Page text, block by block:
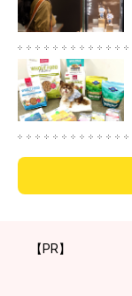
【PR】